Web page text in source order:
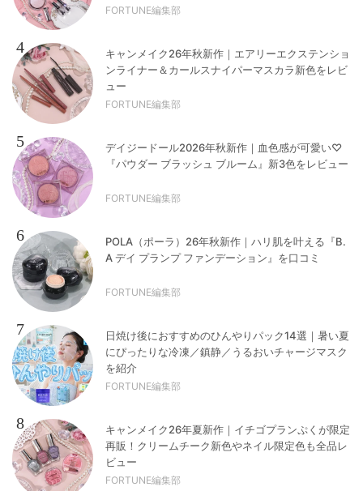
FORTUNE編集部
4
キャンメイク26年秋新作｜エアリーエクステンショ
ンライナー＆カールスナイパーマスカラ新色をレビ
ュー
FORTUNE編集部
5
デイジードール2026年秋新作｜血色感が可愛い♡
『パウダー ブラッシュ ブルーム』新3色をレビュー
FORTUNE編集部
6
POLA（ポーラ）26年秋新作｜ハリ肌を叶える『B.
A デイ プランプ ファンデーション』を口コミ
FORTUNE編集部
7
日焼け後におすすめのひんやりパック14選｜暑い夏
にぴったりな冷凍／鎮静／うるおいチャージマスク
を紹介
FORTUNE編集部
8
キャンメイク26年夏新作｜イチゴプランぷくが限定
再販！クリームチーク新色やネイル限定色も全品レ
ビュー
FORTUNE編集部